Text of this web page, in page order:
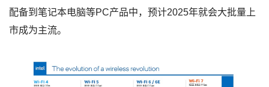
配备到笔记本电脑等PC产品中，预计2025年就会大批量上
市成为主流。